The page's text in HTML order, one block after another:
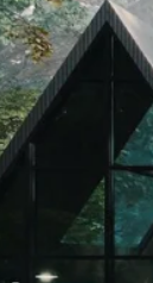
Renovation